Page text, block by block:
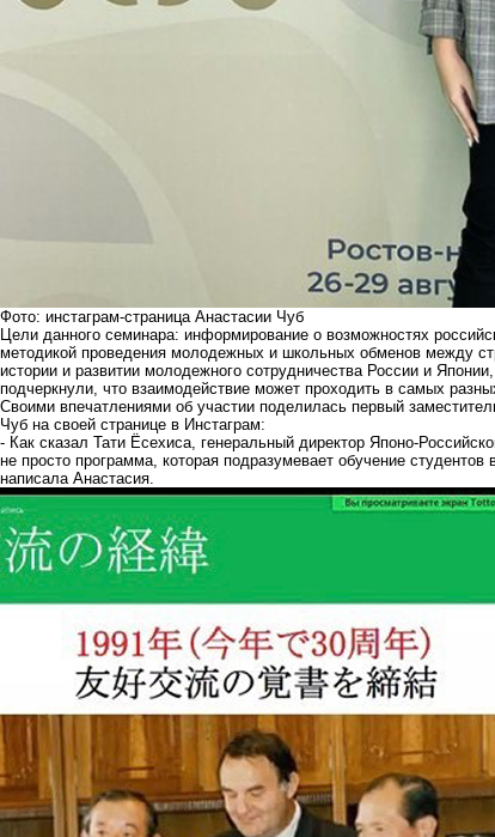
Фото: инстаграм-страница Анастасии Чуб
Цели данного семинара: информирование о возможностях
методикой проведения молодежных и школьных обменов между
истории и развитии молодежного сотрудничества России и
подчеркнули, что взаимодействие может проходить в самых
Своими впечатлениями об участии поделилась первый
Чуб на своей странице в Инстаграм:
- Как сказал Тати Ёсехиса, генеральный директор Японо-
не просто программа, которая подразумевает обучение
написала Анастасия.